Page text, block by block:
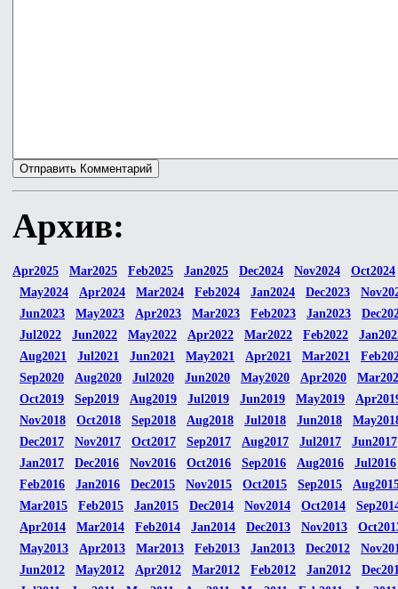
Архив:
Apr2025 Mar2025 Feb2025 Jan2025 Dec2024 Nov2024
Oct2024
May2024
Apr2024 Mar2024 Feb2024 Jan2024 Dec2023
Jun2023
May2023 Apr2023 Mar2023 Feb2023 Jan2023
Jul2022
Jun2022 May2022 Apr2022 Mar2022 Feb2022
Aug2021
Jul2021 Jun2021 May2021 Apr2021 Mar2021
Sep2020
Aug2020 Jul2020 Jun2020 May2020 Apr2020
Oct2019
Sep2019 Aug2019 Jul2019 Jun2019 May2019
Nov2018
Oct2018 Sep2018 Aug2018 Jul2018 Jun2018
Dec2017
Nov2017 Oct2017 Sep2017 Aug2017 Jul2017
Jun2017
Jan2017
Dec2016 Nov2016 Oct2016 Sep2016 Aug2016
Jul2016
Feb2016
Jan2016 Dec2015 Nov2015 Oct2015 Sep2015
Mar2015
Feb2015 Jan2015 Dec2014 Nov2014 Oct2014
Apr2014
Mar2014 Feb2014 Jan2014 Dec2013 Nov2013
May2013
Apr2013 Mar2013 Feb2013 Jan2013 Dec2012
Jun2012
May2012 Apr2012 Mar2012 Feb2012 Jan2012